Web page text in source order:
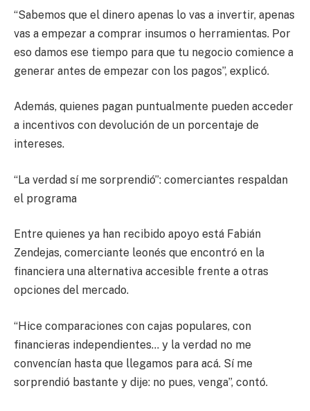
“Sabemos que el dinero apenas lo vas a invertir, apenas
vas a empezar a comprar insumos o herramientas. Por
eso damos ese tiempo para que tu negocio comience a
generar antes de empezar con los pagos”, explicó.
Además, quienes pagan puntualmente pueden acceder
a incentivos con devolución de un porcentaje de
intereses.
“La verdad sí me sorprendió”: comerciantes respaldan
el programa
Entre quienes ya han recibido apoyo está Fabián
Zendejas, comerciante leonés que encontró en la
financiera una alternativa accesible frente a otras
opciones del mercado.
“Hice comparaciones con cajas populares, con
financieras independientes… y la verdad no me
convencían hasta que llegamos para acá. Sí me
sorprendió bastante y dije: no pues, venga”, contó.